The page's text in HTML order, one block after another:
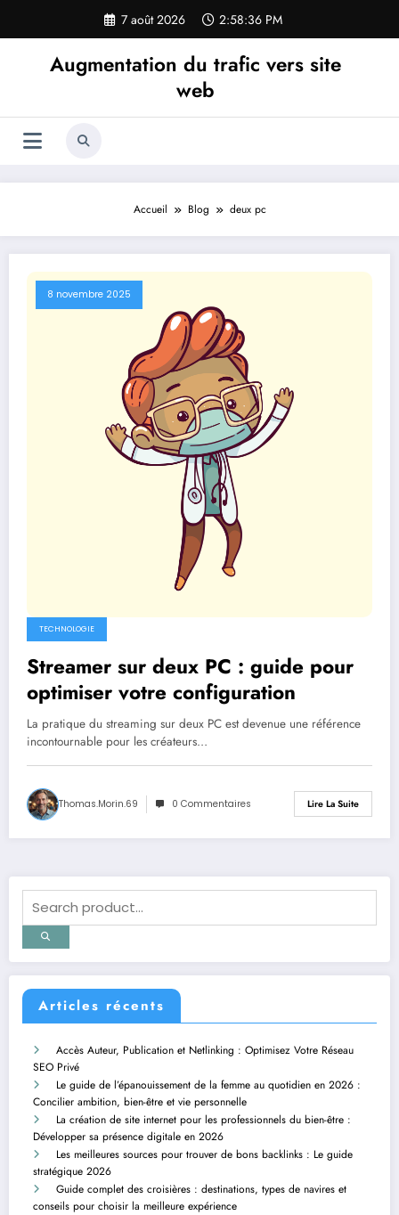
contenu
7 août 2026 2:58:37 PM
Augmentation du trafic vers site
web
Accueil Blog deux pc
8 novembre 2025
TECHNOLOGIE
Streamer sur deux PC : guide pour
optimiser votre configuration
La pratique du streaming sur deux PC est devenue une référence
incontournable pour les créateurs…
Thomas.Morin.69 0 Commentaires Lire La Suite
Articles récents
Accès Auteur, Publication et Netlinking : Optimisez Votre Réseau
SEO Privé
Le guide de l’épanouissement de la femme au quotidien en 2026 :
Concilier ambition, bien-être et vie personnelle
La création de site internet pour les professionnels du bien-être :
Développer sa présence digitale en 2026
Les meilleures sources pour trouver de bons backlinks : Le guide
stratégique 2026
Guide complet des croisières : destinations, types de navires et
conseils pour choisir la meilleure expérience